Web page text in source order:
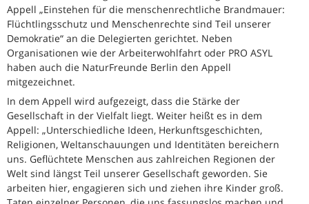
Appell „Einstehen für die menschenrechtliche Brandmauer:
Flüchtlingsschutz und Menschenrechte sind Teil unserer
Demokratie“ an die Delegierten gerichtet. Neben
Organisationen wie der Arbeiterwohlfahrt oder PRO ASYL
haben auch die NaturFreunde Berlin den Appell
mitgezeichnet.
In dem Appell wird aufgezeigt, dass die Stärke der
Gesellschaft in der Vielfalt liegt. Weiter heißt es in dem
Appell: „Unterschiedliche Ideen, Herkunftsgeschichten,
Religionen, Weltanschauungen und Identitäten bereichern
uns. Geflüchtete Menschen aus zahlreichen Regionen der
Welt sind längst Teil unserer Gesellschaft geworden. Sie
arbeiten hier, engagieren sich und ziehen ihre Kinder groß.